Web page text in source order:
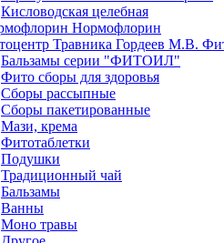
Кисловодская целебная
Нормофлорин
Бальзамы серии "ФИТОИЛ"
Фито сборы для здоровья
Сборы рассыпные
Сборы пакетированные
Мази, крема
Фитотаблетки
Подушки
Традиционный чай
Бальзамы
Ванны
Моно травы